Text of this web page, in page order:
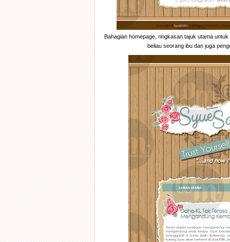
Bahagian homepage, ringkasan tajuk utama
beliau seorang ibu dan juga